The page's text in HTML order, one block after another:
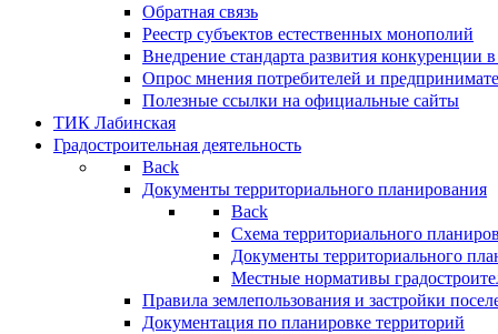
Обратная связь
Реестр субъектов естественных монополий
Внедрение стандарта развития конкуренции
Опрос мнения потребителей и
Полезные ссылки на официальные сайты
ТИК Лабинская
Градостроительная деятельность
Back
Документы территориального планирования
Back
Схема территориального
Документы территориального
Местные нормативы
Правила землепользования и застройки
Документация по планировке территорий